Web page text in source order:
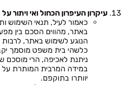
עיקרון העיפרון הכחול ואי ויתור על
כאמור לעיל, תנאי השימוש
באתר, מהווים הסכם בין
הנוגע לשימוש באתר,
כלשהי בית משפט מוסמך
ניתנת לאכיפה, הרי מוסכם
במידה המרבית המותרת על
יוותרו בתוקפם.